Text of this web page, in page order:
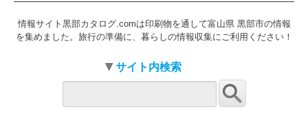
情報サイト黒部カタログ.comは印刷物を通して富山県 黒部市の情報
を集めました。旅行の準備に、暮らしの情報収集にご利用ください！
サイト内検索